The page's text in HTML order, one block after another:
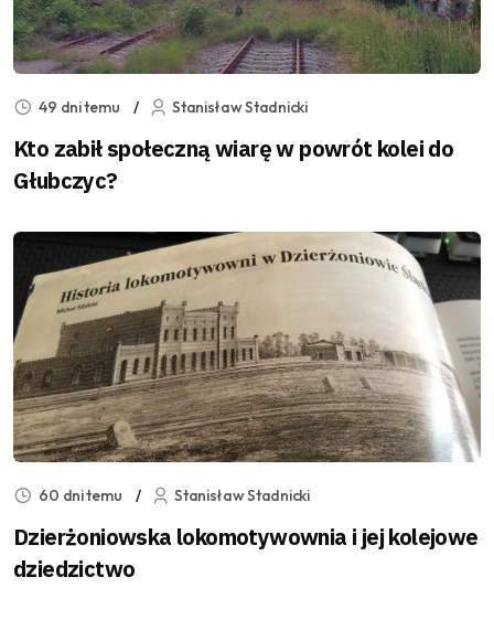
49 dni temu Stanisław Stadnicki
Kto zabił społeczną wiarę w powrót kolei do
Głubczyc?
60 dni temu Stanisław Stadnicki
Dzierżoniowska lokomotywownia i jej kolejowe
dziedzictwo